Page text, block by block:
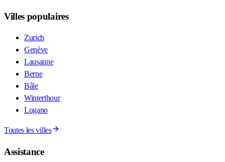
Villes populaires
Zurich
Genève
Lausanne
Berne
Bâle
Winterthour
Lugano
Toutes les villes
Assistance